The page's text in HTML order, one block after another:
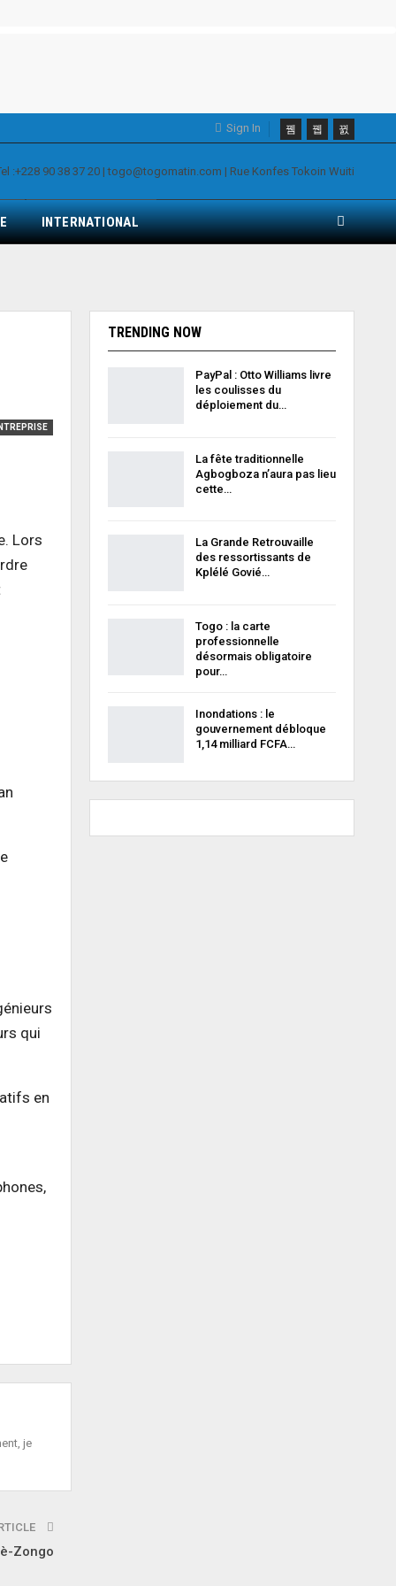
Sign In
INTERNATIONAL
Lors
qui
en
je
Zongo
TRENDING NOW
PayPal : Otto Williams livre
les coulisses du
déploiement du…
La fête traditionnelle
Agbogboza n’aura pas lieu
cette…
La Grande Retrouvaille
des ressortissants de
Kplélé Govié…
Togo : la carte
professionnelle
désormais obligatoire
pour…
Inondations : le
gouvernement débloque
1,14 milliard FCFA…